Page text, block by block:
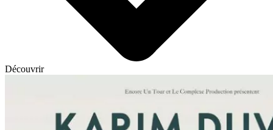
Découvrir